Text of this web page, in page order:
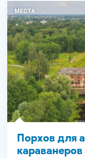
МЕСТА
Порхов для
караванеров